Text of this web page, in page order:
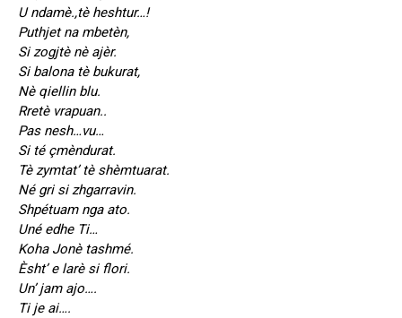
U ndamè.,tè heshtur…!
Puthjet na mbetèn,
Si zogjtè nè ajèr.
Si balona tè bukurat,
Nè qiellin blu.
Rretè vrapuan..
Pas nesh…vu…
Si té çmèndurat.
Tè zymtat’ tè shèmtuarat.
Né gri si zhgarravin.
Shpétuam nga ato.
Uné edhe Ti…
Koha Jonè tashmé.
Èsht’ e larè si flori.
Un’ jam ajo….
Ti je ai….